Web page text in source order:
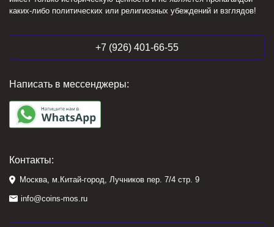
каких-либо политических или религиозных убеждений и взглядов!
+7 (926) 401-66-55
Написать в мессенджеры:
Контакты:
Москва, м.Китай-город, Лучников пер. 7/4 стр. 9
info@coins-mos.ru